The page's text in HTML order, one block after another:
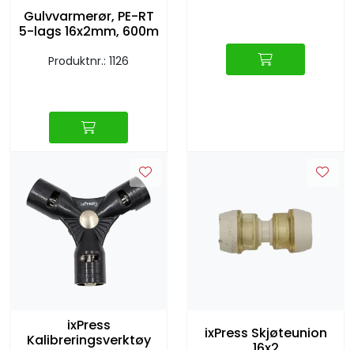
Gulvvarmerør, PE-RT
5-lags 16x2mm, 600m
Produktnr.: 1126
ixPress
Kalibreringsverktøy
ixPress Skjøteunion
Vannbehandling
Varmeanlegg
Outlet
Kontakt oss
Retur/reklamasjon